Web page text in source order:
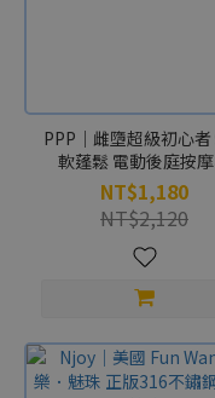
(1)
PPP｜雌墮超級初心
軟蓬鬆 電動後庭按
NT$1,180
NT$2,120